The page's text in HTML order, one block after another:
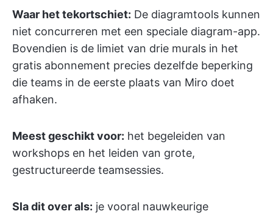
Waar het tekortschiet: De diagramtools kunnen
niet concurreren met een speciale diagram-app.
Bovendien is de limiet van drie murals in het
gratis abonnement precies dezelfde beperking
die teams in de eerste plaats van Miro doet
afhaken.
Meest geschikt voor: het begeleiden van
workshops en het leiden van grote,
gestructureerde teamsessies.
Sla dit over als: je vooral nauwkeurige